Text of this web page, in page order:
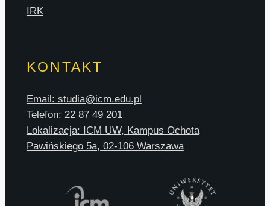
IRK
KONTAKT
Email: studia@icm.edu.pl
Telefon: 22 87 49 201
Lokalizacja: ICM UW, Kampus Ochota
Pawińskiego 5a, 02-106 Warszawa